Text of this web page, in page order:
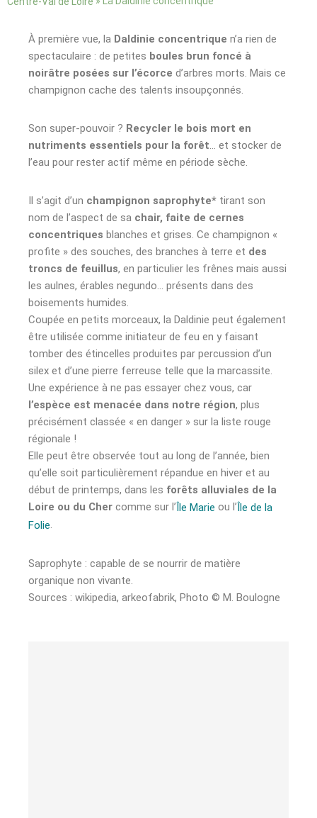
À première vue, la Daldinie concentrique n’a rien de
spectaculaire : de petites boules brun foncé à
noirâtre posées sur l’écorce d’arbres morts. Mais ce
champignon cache des talents insoupçonnés.
Son super-pouvoir ? Recycler le bois mort en
nutriments essentiels pour la forêt… et stocker de
l’eau pour rester actif même en période sèche.
Il s’agit d’un champignon saprophyte* tirant son
nom de l’aspect de sa chair, faite de cernes
concentriques blanches et grises. Ce champignon «
profite » des souches, des branches à terre et des
troncs de feuillus, en particulier les frênes mais aussi
les aulnes, érables negundo… présents dans des
boisements humides.
Coupée en petits morceaux, la Daldinie peut également
être utilisée comme initiateur de feu en y faisant
tomber des étincelles produites par percussion d’un
silex et d’une pierre ferreuse telle que la marcassite.
Une expérience à ne pas essayer chez vous, car
l’espèce est menacée dans notre région, plus
précisément classée « en danger » sur la liste rouge
régionale !
Elle peut être observée tout au long de l’année, bien
qu’elle soit particulièrement répandue en hiver et au
début de printemps, dans les forêts alluviales de la
Loire ou du Cher comme sur l’ Île Marie ou l’ Île de la
Folie.
Saprophyte : capable de se nourrir de matière
organique non vivante.
Sources : wikipedia, arkeofabrik, Photo © M. Boulogne